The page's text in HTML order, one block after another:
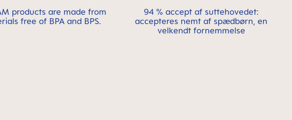
products are made from
free of BPA and BPS.
94 % accept af suttehovedet:
accepteres nemt af spædbørn, en
velkendt fornemmelse